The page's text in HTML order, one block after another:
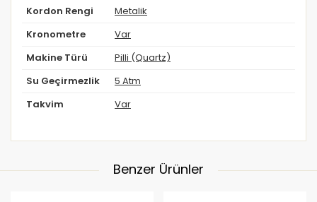
Kordon Rengi Metalik
Kronometre Var
Makine Türü Pilli (Quartz)
Su Geçirmezlik 5 Atm
Takvim Var
Benzer Ürünler